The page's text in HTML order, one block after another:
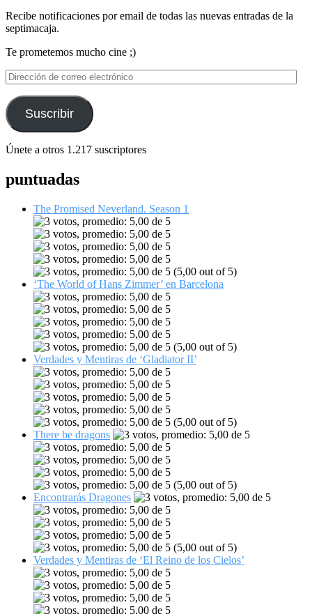
Recibe notificaciones por email de todas las nuevas entradas de la
septimacaja.
Te prometemos mucho cine ;)
Dirección
de
correo
electrónico
Suscribir
Únete a otros 1.217 suscriptores
puntuadas
The Promised Neverland. Season 1
(5,00 out of 5)
‘The World of Hans Zimmer’ en Barcelona
(5,00 out of 5)
Verdades y Mentiras de ‘Gladiator II’
(5,00 out of 5)
There be dragons
(5,00 out of 5)
Encontrarás Dragones
(5,00 out of 5)
Verdades y Mentiras de ‘El Reino de los Cielos’